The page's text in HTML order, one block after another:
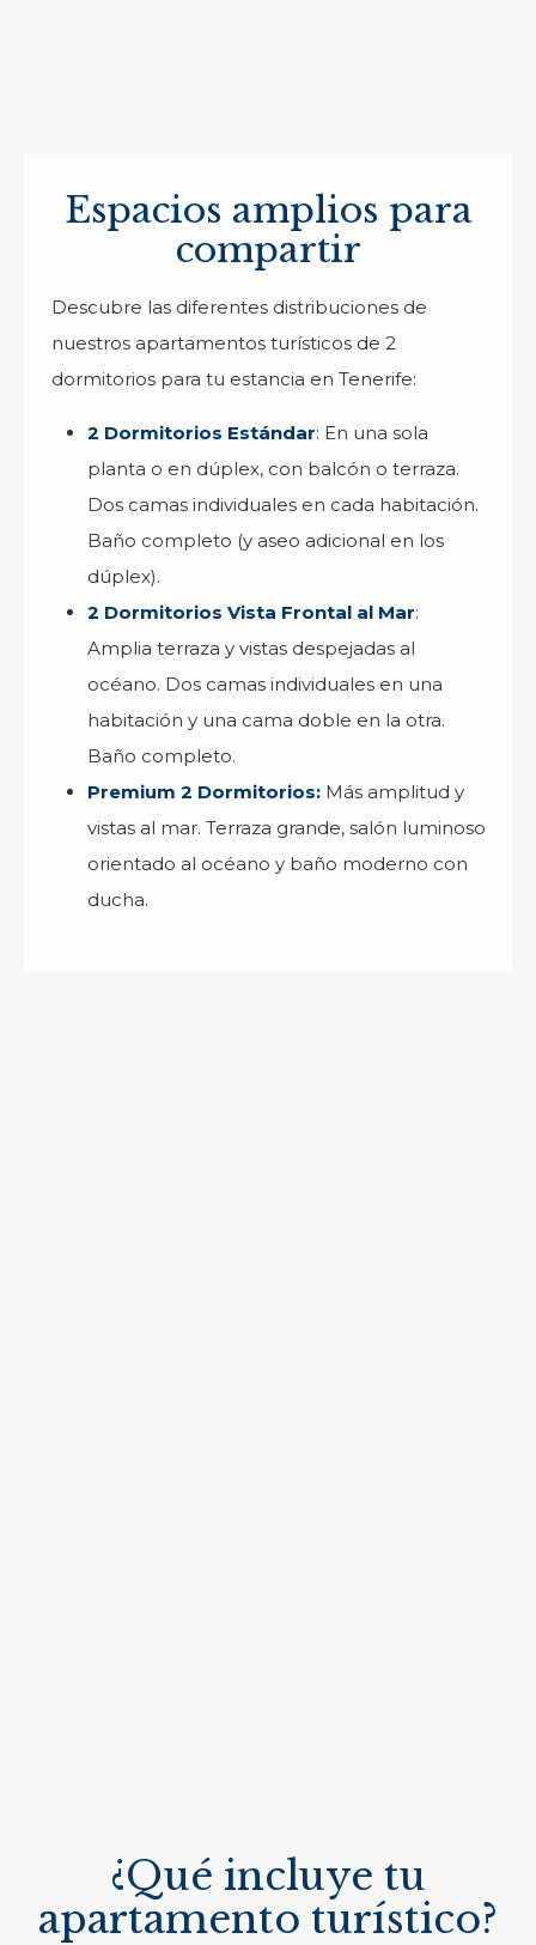
Espacios amplios para
compartir
Descubre las diferentes distribuciones de
nuestros apartamentos turísticos de 2
dormitorios para tu estancia en Tenerife:
2 Dormitorios Estándar: En una sola
planta o en dúplex, con balcón o terraza.
Dos camas individuales en cada habitación.
Baño completo (y aseo adicional en los
dúplex).
2 Dormitorios Vista Frontal al Mar:
Amplia terraza y vistas despejadas al
océano. Dos camas individuales en una
habitación y una cama doble en la otra.
Baño completo.
Premium 2 Dormitorios: Más amplitud y
vistas al mar. Terraza grande, salón luminoso
orientado al océano y baño moderno con
ducha.
¿Qué incluye tu
apartamento turístico?